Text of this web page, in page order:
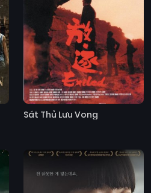
Sát Thủ Lưu Vong